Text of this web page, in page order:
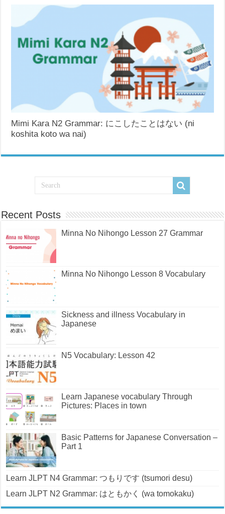
Mimi Kara N2 Grammar: にこしたことはない (ni
koshita koto wa nai)
Recent Posts
Minna No Nihongo Lesson 27 Grammar
Minna No Nihongo Lesson 8 Vocabulary
Sickness and illness Vocabulary in
Japanese
N5 Vocabulary: Lesson 42
Learn Japanese vocabulary Through
Pictures: Places in town
Basic Patterns for Japanese Conversation –
Part 1
Learn JLPT N4 Grammar: つもりです (tsumori desu)
Learn JLPT N2 Grammar: はともかく (wa tomokaku)